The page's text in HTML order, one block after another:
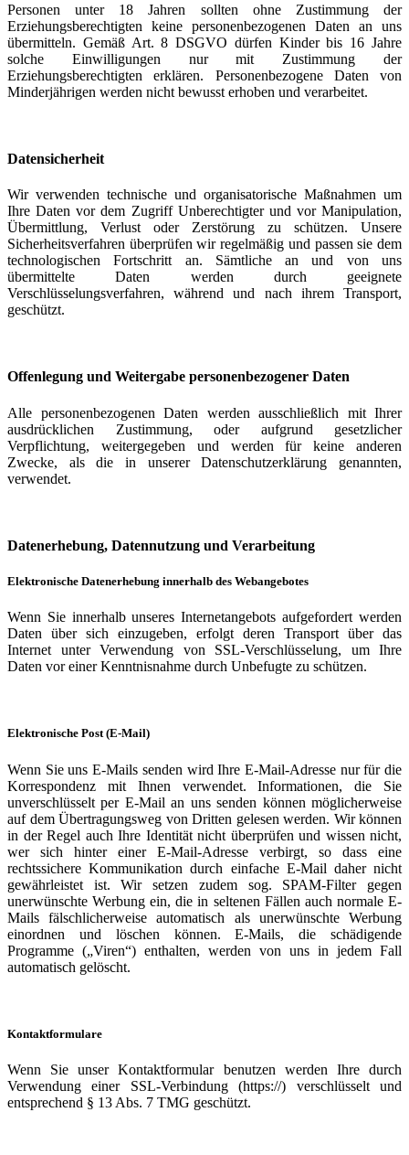
Personen unter 18 Jahren sollten ohne Zustimmung der
Erziehungsberechtigten keine personenbezogenen Daten an uns
übermitteln. Gemäß Art. 8 DSGVO dürfen Kinder bis 16 Jahre
solche Einwilligungen nur mit Zustimmung der
Erziehungsberechtigten erklären. Personenbezogene Daten von
Minderjährigen werden nicht bewusst erhoben und verarbeitet.
Datensicherheit
Wir verwenden technische und organisatorische Maßnahmen um
Ihre Daten vor dem Zugriff Unberechtigter und vor Manipulation,
Übermittlung, Verlust oder Zerstörung zu schützen. Unsere
Sicherheitsverfahren überprüfen wir regelmäßig und passen sie dem
technologischen Fortschritt an. Sämtliche an und von uns
übermittelte Daten werden durch geeignete
Verschlüsselungsverfahren, während und nach ihrem Transport,
geschützt.
Offenlegung und Weitergabe personenbezogener Daten
Alle personenbezogenen Daten werden ausschließlich mit Ihrer
ausdrücklichen Zustimmung, oder aufgrund gesetzlicher
Verpflichtung, weitergegeben und werden für keine anderen
Zwecke, als die in unserer Datenschutzerklärung genannten,
verwendet.
Datenerhebung, Datennutzung und Verarbeitung
Elektronische Datenerhebung innerhalb des Webangebotes
Wenn Sie innerhalb unseres Internetangebots aufgefordert werden
Daten über sich einzugeben, erfolgt deren Transport über das
Internet unter Verwendung von SSL-Verschlüsselung, um Ihre
Daten vor einer Kenntnisnahme durch Unbefugte zu schützen.
Elektronische Post (E-Mail)
Wenn Sie uns E-Mails senden wird Ihre E-Mail-Adresse nur für die
Korrespondenz mit Ihnen verwendet. Informationen, die Sie
unverschlüsselt per E-Mail an uns senden können möglicherweise
auf dem Übertragungsweg von Dritten gelesen werden. Wir können
in der Regel auch Ihre Identität nicht überprüfen und wissen nicht,
wer sich hinter einer E-Mail-Adresse verbirgt, so dass eine
rechtssichere Kommunikation durch einfache E-Mail daher nicht
gewährleistet ist. Wir setzen zudem sog. SPAM-Filter gegen
unerwünschte Werbung ein, die in seltenen Fällen auch normale E-
Mails fälschlicherweise automatisch als unerwünschte Werbung
einordnen und löschen können. E-Mails, die schädigende
Programme („Viren“) enthalten, werden von uns in jedem Fall
automatisch gelöscht.
Kontaktformulare
Wenn Sie unser Kontaktformular benutzen werden Ihre durch
Verwendung einer SSL-Verbindung (https://) verschlüsselt und
entsprechend § 13 Abs. 7 TMG geschützt.